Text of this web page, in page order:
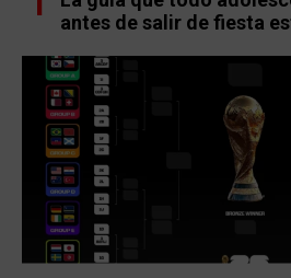
antes de salir de fiesta